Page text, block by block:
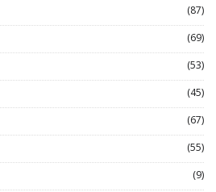
(87)
(69)
(53)
(45)
(67)
(55)
(9)